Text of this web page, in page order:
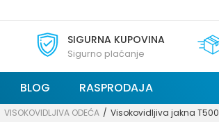
SIGURNA KUPOVINA
Sigurno plaćanje
BLOG RASPRODAJA
VISOKOVIDLJIVA ODEĆA Visokovidljiva jakna